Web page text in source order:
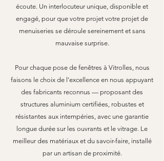
écoute. Un interlocuteur unique, disponible et
engagé, pour que votre projet votre projet de
menuiseries se déroule sereinement et sans
mauvaise surprise.
Pour chaque pose de fenêtres à Vitrolles, nous
faisons le choix de l'excellence en nous appuyant
des fabricants reconnus — proposant des
structures aluminium certifiées, robustes et
résistantes aux intempéries, avec une garantie
longue durée sur les ouvrants et le vitrage. Le
meilleur des matériaux et du savoir-faire, installé
par un artisan de proximité.